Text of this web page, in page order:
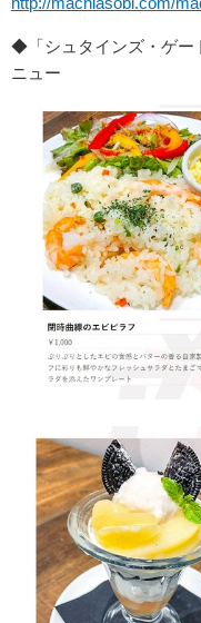
◆「シュタインズ・ゲー
ニュー